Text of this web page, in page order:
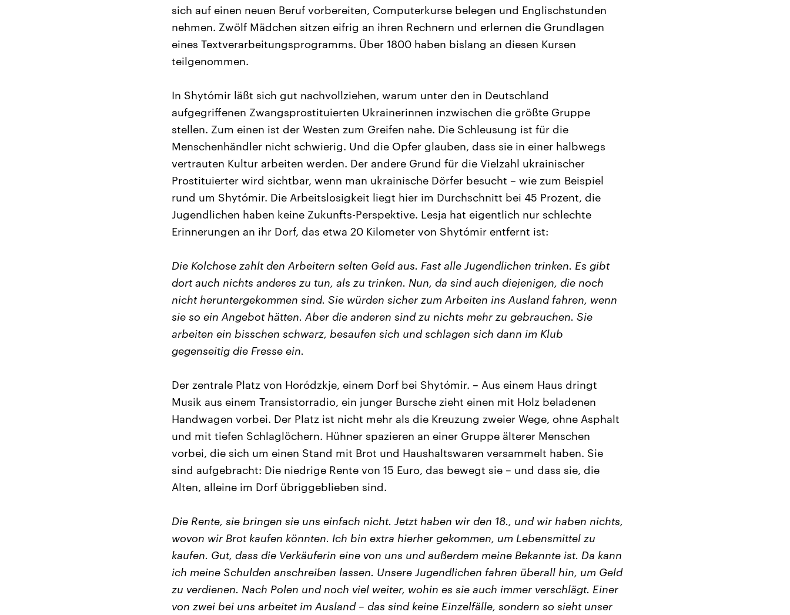
sich auf einen neuen Beruf vorbereiten, Computerkurse belegen und Englischstunden
nehmen. Zwölf Mädchen sitzen eifrig an ihren Rechnern und erlernen die Grundlagen
eines Textverarbeitungsprogramms. Über 1800 haben bislang an diesen Kursen
teilgenommen.
In Shytómir läßt sich gut nachvollziehen, warum unter den in Deutschland
aufgegriffenen Zwangsprostituierten Ukrainerinnen inzwischen die größte Gruppe
stellen. Zum einen ist der Westen zum Greifen nahe. Die Schleusung ist für die
Menschenhändler nicht schwierig. Und die Opfer glauben, dass sie in einer halbwegs
vertrauten Kultur arbeiten werden. Der andere Grund für die Vielzahl ukrainischer
Prostituierter wird sichtbar, wenn man ukrainische Dörfer besucht – wie zum Beispiel
rund um Shytómir. Die Arbeitslosigkeit liegt hier im Durchschnitt bei 45 Prozent, die
Jugendlichen haben keine Zukunfts-Perspektive. Lesja hat eigentlich nur schlechte
Erinnerungen an ihr Dorf, das etwa 20 Kilometer von Shytómir entfernt ist:
Die Kolchose zahlt den Arbeitern selten Geld aus. Fast alle Jugendlichen trinken. Es gibt
dort auch nichts anderes zu tun, als zu trinken. Nun, da sind auch diejenigen, die noch
nicht heruntergekommen sind. Sie würden sicher zum Arbeiten ins Ausland fahren, wenn
sie so ein Angebot hätten. Aber die anderen sind zu nichts mehr zu gebrauchen. Sie
arbeiten ein bisschen schwarz, besaufen sich und schlagen sich dann im Klub
gegenseitig die Fresse ein.
Der zentrale Platz von Horódzkje, einem Dorf bei Shytómir. – Aus einem Haus dringt
Musik aus einem Transistorradio, ein junger Bursche zieht einen mit Holz beladenen
Handwagen vorbei. Der Platz ist nicht mehr als die Kreuzung zweier Wege, ohne Asphalt
und mit tiefen Schlaglöchern. Hühner spazieren an einer Gruppe älterer Menschen
vorbei, die sich um einen Stand mit Brot und Haushaltswaren versammelt haben. Sie
sind aufgebracht: Die niedrige Rente von 15 Euro, das bewegt sie – und dass sie, die
Alten, alleine im Dorf übriggeblieben sind.
Die Rente, sie bringen sie uns einfach nicht. Jetzt haben wir den 18., und wir haben nichts,
wovon wir Brot kaufen könnten. Ich bin extra hierher gekommen, um Lebensmittel zu
kaufen. Gut, dass die Verkäuferin eine von uns und außerdem meine Bekannte ist. Da kann
ich meine Schulden anschreiben lassen. Unsere Jugendlichen fahren überall hin, um Geld
zu verdienen. Nach Polen und noch viel weiter, wohin es sie auch immer verschlägt. Einer
von zwei bei uns arbeitet im Ausland – das sind keine Einzelfälle, sondern so sieht unser